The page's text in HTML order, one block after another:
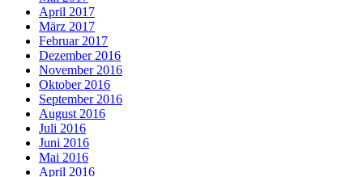
April 2017
März 2017
Februar 2017
Dezember 2016
November 2016
Oktober 2016
September 2016
August 2016
Juli 2016
Juni 2016
Mai 2016
April 2016